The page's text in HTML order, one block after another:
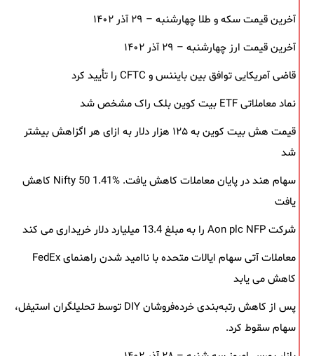
آخرین قیمت سکه و طلا چهارشنبه – ۲۹ آذر ۱۴۰۲
آخرین قیمت ارز چهارشنبه – ۲۹ آذر ۱۴۰۲
قاضی آمریکایی توافق بین بایننس و CFTC را تأیید کرد
نماد معاملاتی ETF بیت کوین بلک ‌راک مشخص شد
قیمت هش بیت کوین به ۱۲۵ هزار دلار به‌ ازای هر اگزاهش بیشتر
شد
سهام هند در پایان معاملات کاهش یافت. Nifty 50 1.41% کاهش
یافت
شرکت Aon plc NFP را به مبلغ 13.4 میلیارد دلار خریداری می کند
معاملات آتی سهام ایالات متحده با ناامید شدن راهنمای FedEx
کاهش می یابد
پس از کاهش رتبه‌بندی خرده‌فروشان DIY توسط تحلیلگران استیفل،
سهام سقوط کرد.